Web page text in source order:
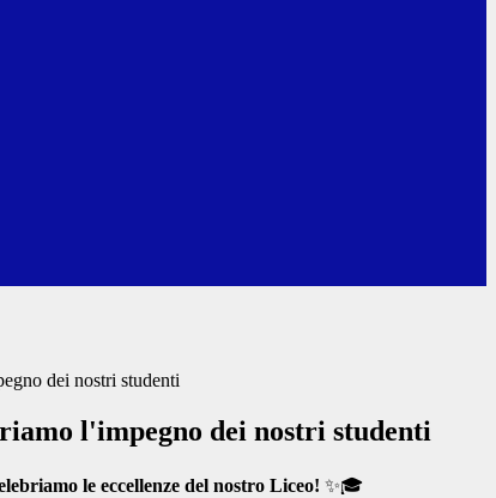
dei nostri studenti
l'impegno dei nostri studenti
le eccellenze del nostro Liceo! ✨🎓